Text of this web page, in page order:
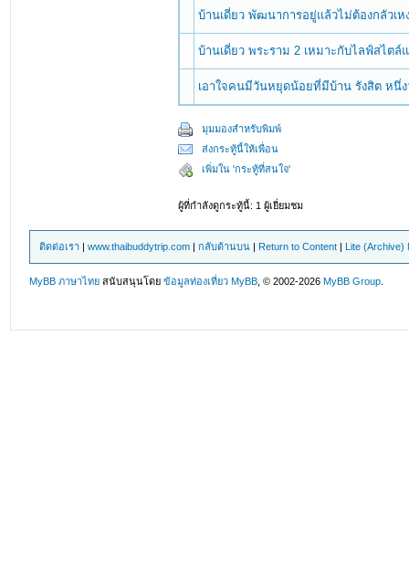
บ้านเดี่ยว พัฒนาการอยู่แล้วไม่ต้องกลัวเ
บ้านเดี่ยว พระราม 2 เหมาะกับไลฟ์สไต
เอาใจคนมีวันหยุดน้อยที่มีบ้าน รังสิต หนึ่ง
มุมมองสำหรับพิมพ์
ส่งกระทู้นี้ให้เพื่อน
เพิ่มใน 'กระทู้ที่สนใจ'
ผู้ที่กำลังดูกระทู้นี้: 1 ผู้เยี่ยมชม
ติดต่อเรา |www.thaibuddytrip.com |กลับด้านบน | Return to Content | Lite (Archive)
MyBB ภาษาไทย สนับสนุนโดยข้อมูลท่องเที่ยว MyBB , © 2002-2026MyBB Group